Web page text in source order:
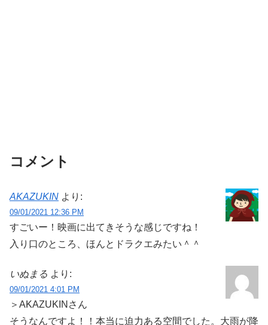
コメント
AKAZUKIN より:
09/01/2021 12:36 PM
すごいー！映画に出てきそうな感じですね！
入り口のところ、ほんとドラクエみたい＾＾
いぬまる より:
09/01/2021 4:01 PM
＞AKAZUKINさん
そうなんですよ！！本当に迫力ある空間でした。大雨が降